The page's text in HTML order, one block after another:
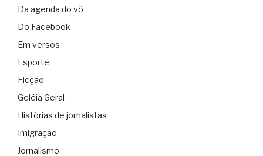
Da agenda do vô
Do Facebook
Em versos
Esporte
Ficção
Geléia Geral
Histórias de jornalistas
Imigração
Jornalismo